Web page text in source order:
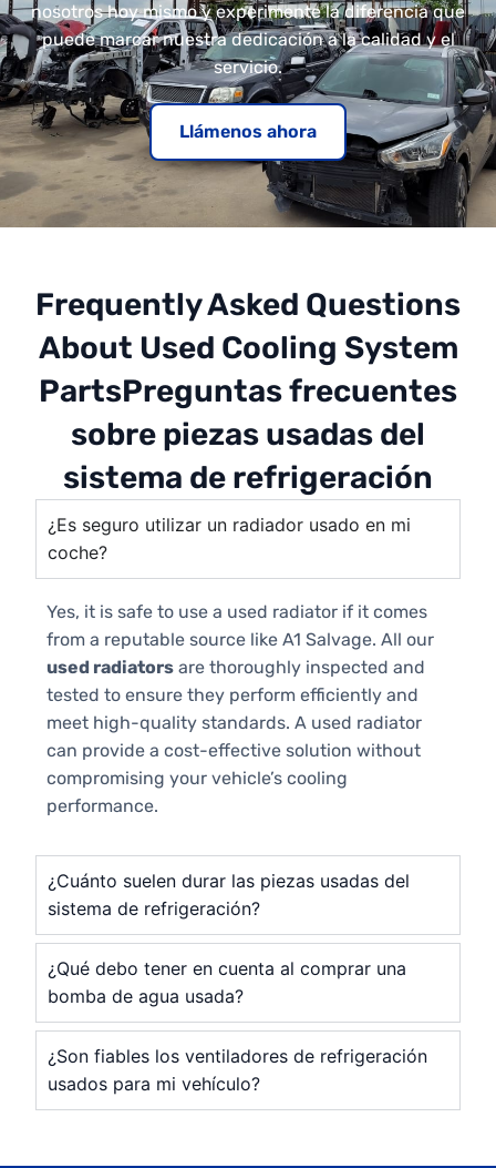
Llámenos ahora
nosotros hoy mismo y experimente la diferencia que
puede marcar nuestra dedicación a la calidad y el
servicio.
Frequently Asked Questions
About Used Cooling System
PartsPreguntas frecuentes
sobre piezas usadas del
sistema de refrigeración
¿Es seguro utilizar un radiador usado en mi
coche?
Yes, it is safe to use a used radiator if it comes
from a reputable source like A1 Salvage. All our
used radiators are thoroughly inspected and
tested to ensure they perform efficiently and
meet high-quality standards. A used radiator
can provide a cost-effective solution without
compromising your vehicle’s cooling
performance.
¿Cuánto suelen durar las piezas usadas del
sistema de refrigeración?
¿Qué debo tener en cuenta al comprar una
bomba de agua usada?
¿Son fiables los ventiladores de refrigeración
usados para mi vehículo?